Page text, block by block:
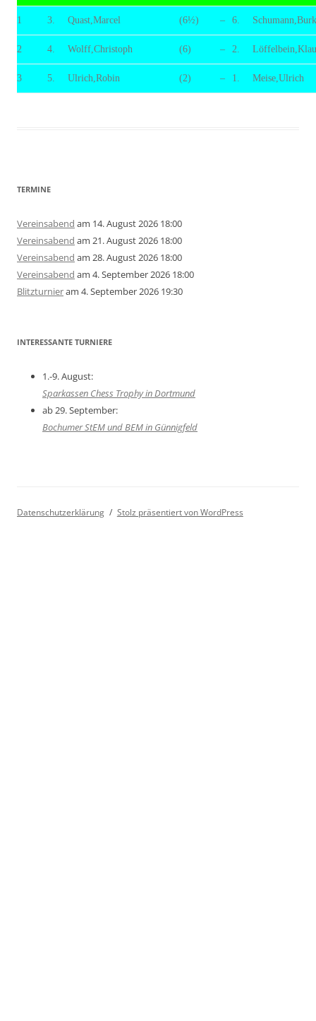
1 3. Quast,Marcel (6½) – 6.
2 4. Wolff,Christoph (6) – 2.
3 5. Ulrich,Robin (2) – 1. Meise,Ulrich
TERMINE
Vereinsabend am 14. August 2026 18:00
Vereinsabend am 21. August 2026 18:00
Vereinsabend am 28. August 2026 18:00
Vereinsabend am 4. September 2026 18:00
Blitzturnieram 4. September 2026 19:30
INTERESSANTE TURNIERE
1.-9. August:
Sparkassen Chess Trophy in Dortmund
ab 29. September:
Bochumer StEM und BEM in Günnigfeld
Datenschutzerklärung Stolz präsentiert von WordPress